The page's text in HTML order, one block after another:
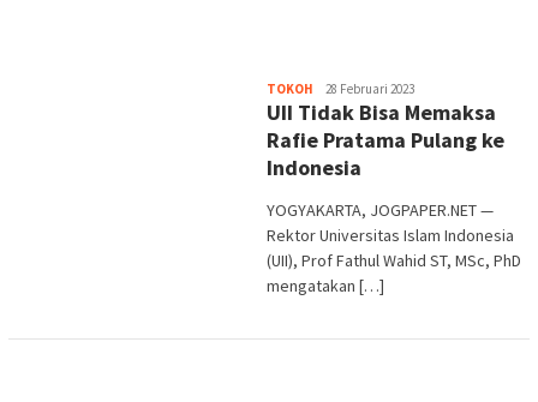
TOKOH Heri
Purwata
28 Februari 2023
UII Tidak Bisa Memaksa
Rafie Pratama Pulang ke
Indonesia
YOGYAKARTA, JOGPAPER.NET —
Rektor Universitas Islam Indonesia
(UII), Prof Fathul Wahid ST, MSc, PhD
mengatakan […]